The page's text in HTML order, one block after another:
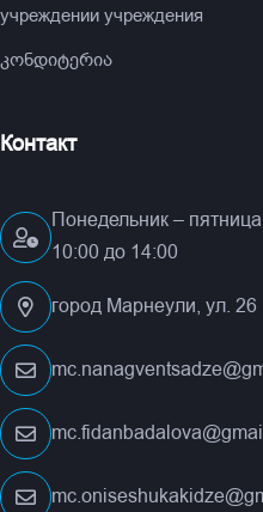
учреждении учреждения
კონდიტერია
Контакт
Понедельник –
10:00 до 14:00
город Марнеули, ул.